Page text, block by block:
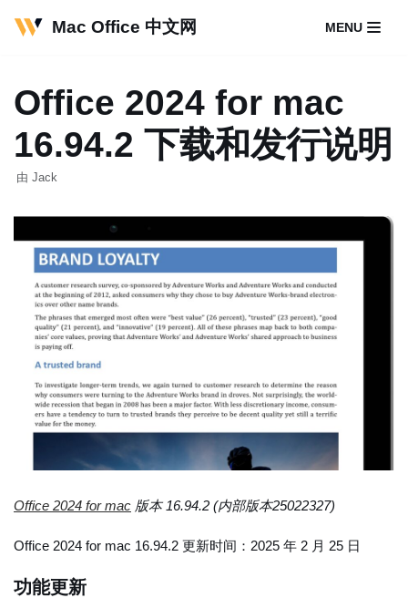
正
文
Mac Office 中文网 MENU
Office 2024 for mac
16.94.2 下载和发行说明
由 Jack
Office 2024 for mac 版本 16.94.2 (内部版本25022327)
Office 2024 for mac 16.94.2 更新时间：2025 年 2 月 25 日
功能更新